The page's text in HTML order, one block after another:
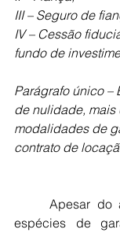
III – Seguro de
IV – Cessão
fundo de
Parágrafo único –
de nulidade, mais
modalidades de
contrato de
espécies de